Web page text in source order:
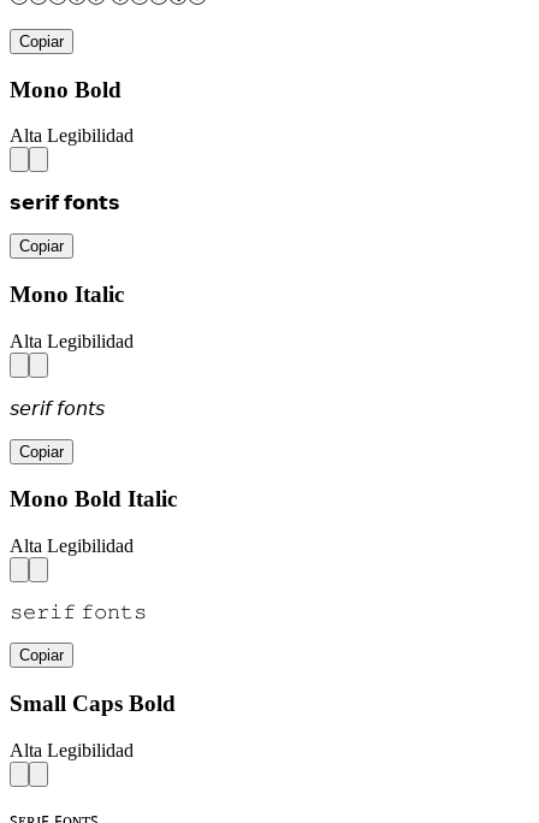
Copiar
Mono Bold
Alta Legibilidad
𝘀𝗲𝗿𝗶𝗳 𝗳𝗼𝗻𝘁𝘀
Copiar
Mono Italic
Alta Legibilidad
𝘴𝘦𝘳𝘪𝘧 𝘧𝘰𝘯𝘵𝘴
Copiar
Mono Bold Italic
Alta Legibilidad
𝚜𝚎𝚛𝚒𝚏 𝚏𝚘𝚗𝚝𝚜
Copiar
Small Caps Bold
Alta Legibilidad